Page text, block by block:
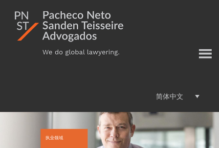
Additional
menu
简体中文
执业领域